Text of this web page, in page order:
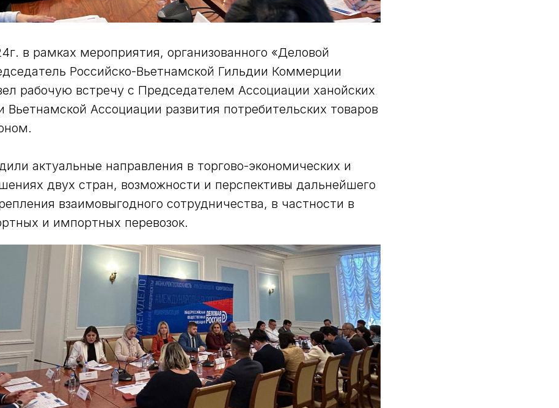
в рамках мероприятия, организованного «Деловой
Российско-Вьетнамской Гильдии Коммерции
рабочую встречу с Председателем Ассоциации ханойских
Вьетнамской Ассоциации развития потребительских товаров
актуальные направления в торгово-экономических и
двух стран, возможности и перспективы дальнейшего
взаимовыгодного сотрудничества, в частности в
и импортных перевозок.